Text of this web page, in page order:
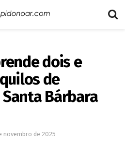
dois e
de
Bárbara
novembro de 2025